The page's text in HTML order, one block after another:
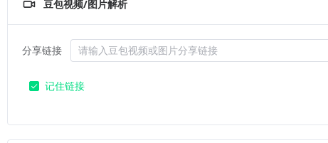
豆包视频/图片解析
分享链接
记住链接